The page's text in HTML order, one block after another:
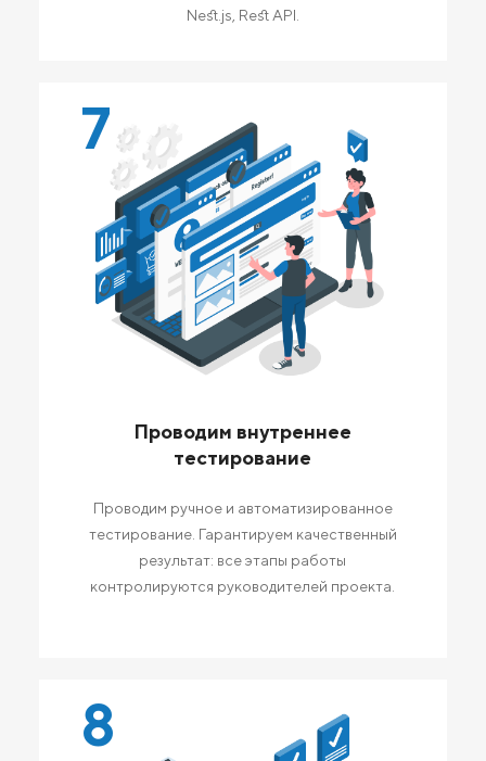
Nest.js, Rest API.
7
Проводим внутреннее
тестирование
Проводим ручное и автоматизированное
тестирование. Гарантируем качественный
результат: все этапы работы
контролируются руководителей проекта.
8